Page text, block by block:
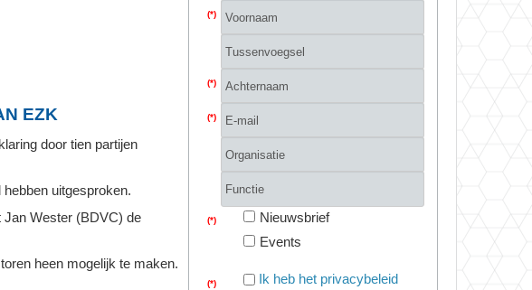
EZK
door tien partijen
uitgesproken.
Jan Wester (BDVC) de
heen mogelijk te maken.
(*)
(*)
(*)
(*)
Nieuwsbrief
Events
(*)
Ik heb het privacybeleid